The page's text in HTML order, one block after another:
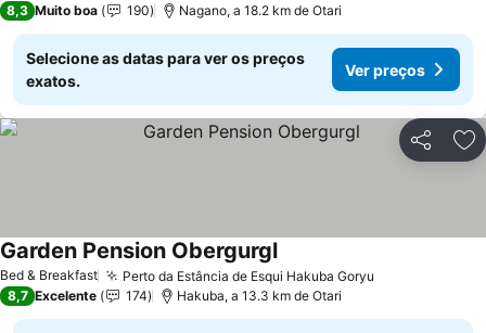
8,3 Muito boa 190 Nagano, a 18.2 km de Otari
Selecione as datas para ver os preços
exatos.
Ver preços
Partilhar
Bed & Breakfast Perto da Estância de Esqui Hakuba Goryu
Garden Pension ObergurglVer preços
8,7 Excelente 174 Hakuba, a 13.3 km de Otari